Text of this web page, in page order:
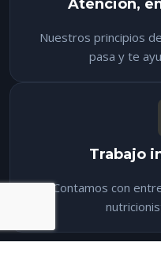
Atención,
Nuestros principios
pasa y te
Trabajo
Contamos con